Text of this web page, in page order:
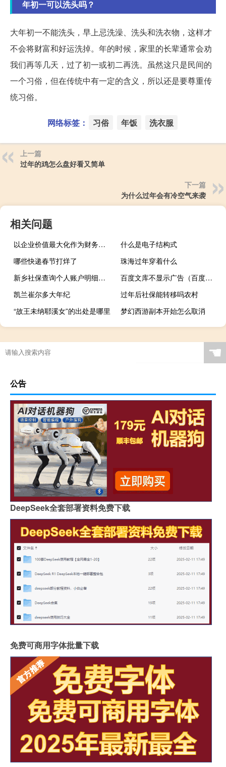
年初一可以洗头吗？
大年初一不能洗头，早上忌洗澡、洗头和洗衣物，这样才
不会将财富和好运洗掉。年的时候，家里的长辈通常会劝
我们再等几天，过了初一或初二再洗。虽然这只是民间的
一个习俗，但在传统中有一定的含义，所以还是要尊重传
统习俗。
网络标签： 习俗 年饭 洗衣服
上一篇
过年的鸡怎么盘好看又简单
下一篇
为什么过年会有冷空气来袭
相关问题
以企业价值最大化作为财务管理目标有哪些优点
什么是电子结构式
哪些快递春节打烊了
珠海过年穿着什么
新乡社保查询个人账户明细查询官网（新乡社保查询个人账户查询）
百度文库不显示广告（百度文库不显示）
凯兰崔尔多大年纪
过年后社保能转移吗农村
“故王未纳耶溪女”的出处是哪里
梦幻西游副本开始怎么取消
☚
公告
DeepSeek全套部署资料免费下载
免费可商用字体批量下载